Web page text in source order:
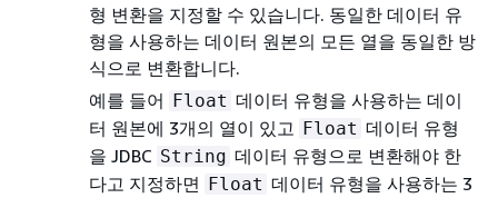
형 변환을 지정할 수 있습니다. 동일한 데이터 유
형을 사용하는 데이터 원본의 모든 열을 동일한 방
식으로 변환합니다.
예를 들어 Float 데이터 유형을 사용하는 데이
터 원본에 3개의 열이 있고 Float 데이터 유형
을 JDBC String 데이터 유형으로 변환해야 한
다고 지정하면 Float 데이터 유형을 사용하는 3